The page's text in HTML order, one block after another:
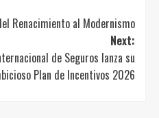
Renacimiento al Modernismo
Next:
de Seguros lanza su
Plan de Incentivos 2026